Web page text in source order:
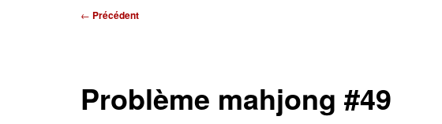
Navigation
← Précédent
Problème mahjong #49